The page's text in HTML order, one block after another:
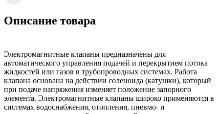
Описание товара
Электромагнитные клапаны предназначены для
автоматического управления подачей и перекрытием потока
жидкостей или газов в трубопроводных системах. Работа
клапана основана на действии соленоида (катушки), который
при подаче напряжения изменяет положение запорного
элемента. Электромагнитные клапаны широко применяются в
системах водоснабжения, отопления, пневмо- и